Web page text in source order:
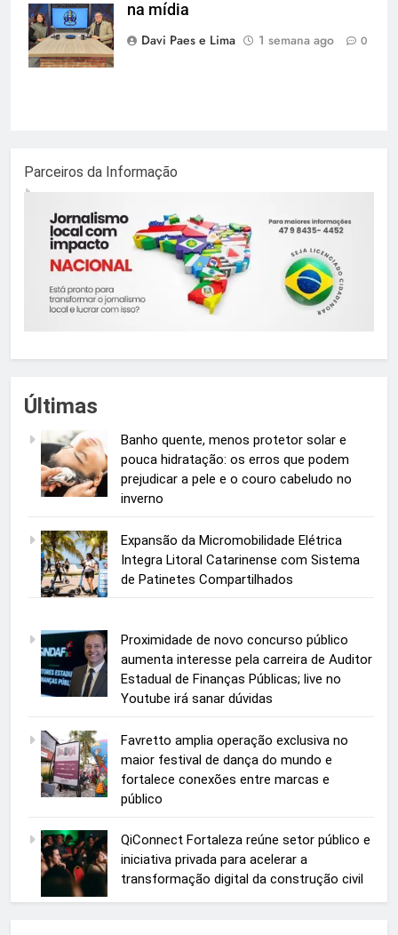
e Claudio
Golçalves
na mídia
Davi Paes e Lima
1 semana ago 0
Parceiros da Informação
Últimas
Banho quente, menos protetor solar e
pouca hidratação: os erros que podem
prejudicar a pele e o couro cabeludo no
inverno
Expansão da Micromobilidade Elétrica
Integra Litoral Catarinense com Sistema
de Patinetes Compartilhados
Proximidade de novo concurso público
aumenta interesse pela carreira de Auditor
Estadual de Finanças Públicas; live no
Youtube irá sanar dúvidas
Favretto amplia operação exclusiva no
maior festival de dança do mundo e
fortalece conexões entre marcas e
público
QiConnect Fortaleza reúne setor público e
iniciativa privada para acelerar a
transformação digital da construção civil